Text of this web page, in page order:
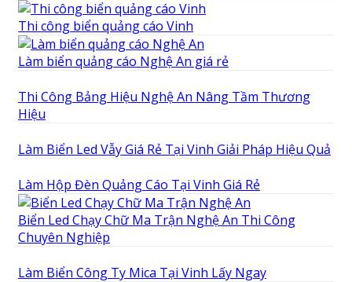
Thi công biển quảng cáo Vinh
Làm biển quảng cáo Nghệ An giá rẻ
Thi Công Bảng Hiệu Nghệ An Nâng Tầm Thương
Hiệu
Làm Biển Led Vẫy Giá Rẻ Tại Vinh Giải Pháp Hiệu Quả
Làm Hộp Đèn Quảng Cáo Tại Vinh Giá Rẻ
Biển Led Chạy Chữ Ma Trận Nghệ An Thi Công
Chuyên Nghiệp
Làm Biển Công Ty Mica Tại Vinh Lấy Ngay